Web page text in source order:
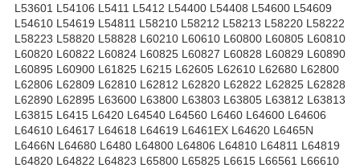
L53601 L54106 L5411 L5412 L54400 L54408 L54600 L54609
L54610 L54619 L54811 L58210 L58212 L58213 L58220 L58222
L58223 L58820 L58828 L60210 L60610 L60800 L60805 L60810
L60820 L60822 L60824 L60825 L60827 L60828 L60829 L60890
L60895 L60900 L61825 L6215 L62605 L62610 L62680 L62800
L62806 L62809 L62810 L62812 L62820 L62822 L62825 L62828
L62890 L62895 L63600 L63800 L63803 L63805 L63812 L63813
L63815 L6415 L6420 L64540 L64560 L6460 L64600 L64606
L64610 L64617 L64618 L64619 L6461EX L64620 L6465N
L6466N L64680 L6480 L64800 L64806 L64810 L64811 L64819
L64820 L64822 L64823 L65800 L65825 L6615 L66561 L66610